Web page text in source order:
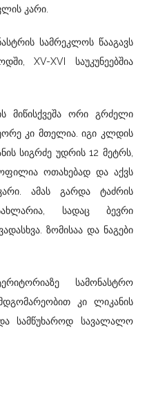
კარი.
სამრეკლოს წააგავს
XV-XVI საუკუნეებშია
მიწისქვეშა ორი გრძელი
კი მთელია. იგი კლდის
სიგრძე უდრის 12 მეტრს,
ოთახებად და აქვს
ამას გარდა ტაძრის
სადაც ბევრი
ზომისაა და ნაგები
სამონასტრო
კი ლიკანის
სამწუხაროდ სავალალო